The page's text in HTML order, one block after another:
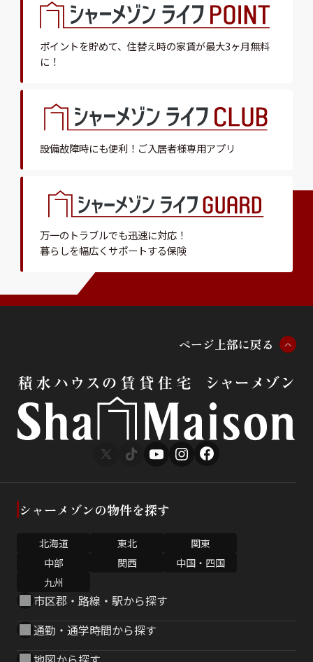
ポイントを貯めて、 住替え時の家賃が最大3ヶ月無料
に！
設備故障時にも便利！ ご入居者様専用アプリ
万一のトラブルでも迅速に対応！
暮らしを幅広くサポートする保険
ページ 上部に戻る
シャーメゾンの物件を探す
北海道 東北
関東
中部
関西
中国・四国
九州
市区郡・路線・駅から探す
通勤・通学時間から探す